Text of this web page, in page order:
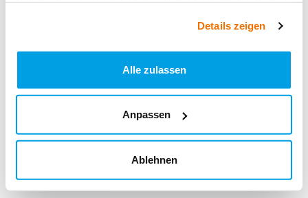
Details zeigen
Alle zulassen
Anpassen
Ablehnen